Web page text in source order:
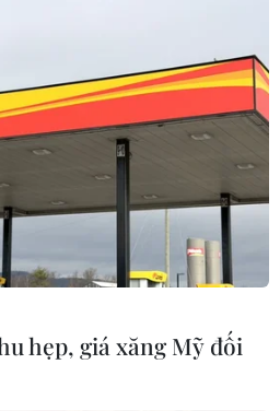
MỤC
đầu tiên
hẹp, giá xăng Mỹ đối